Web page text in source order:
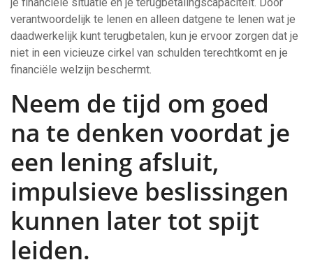
verantwoordelijk te lenen en alleen datgene te lenen wat je
daadwerkelijk kunt terugbetalen, kun je ervoor zorgen dat je
niet in een vicieuze cirkel van schulden terechtkomt en je
financiële welzijn beschermt.
Neem de tijd om goed
na te denken voordat je
een lening afsluit,
impulsieve beslissingen
kunnen later tot spijt
leiden.